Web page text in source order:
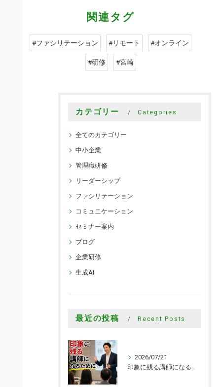
関連タグ
#ファシリテーション #リモート #オンライン
#研修 #宮崎
カテゴリー Categories
全てのカテゴリー
中小企業
管理職研修
リーダーシップ
ファシリテーション
コミュニケーション
セミナー案内
ブログ
企業研修
生成AI
最近の投稿 Recent Posts
2026/07/21